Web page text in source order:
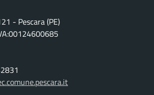
- Pescara (PE)